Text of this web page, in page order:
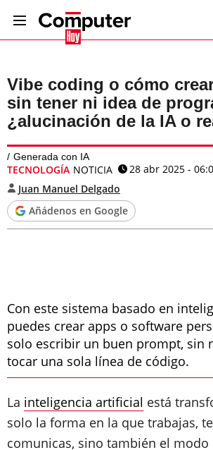
Vibe coding o cómo
sin tener ni idea de
¿alucinación de la IA o
Generada con IA
TECNOLOGÍA NOTICIA
28 abr 2025 -
Juan Manuel Delgado
Añádenos en Google
Con este sistema basado en
puedes crear apps o software
solo escribir un buen prompt, sin
tocar una sola línea de código.
La inteligencia artificial está
solo la forma en la que trabajas,
comunicas, sino también el modo